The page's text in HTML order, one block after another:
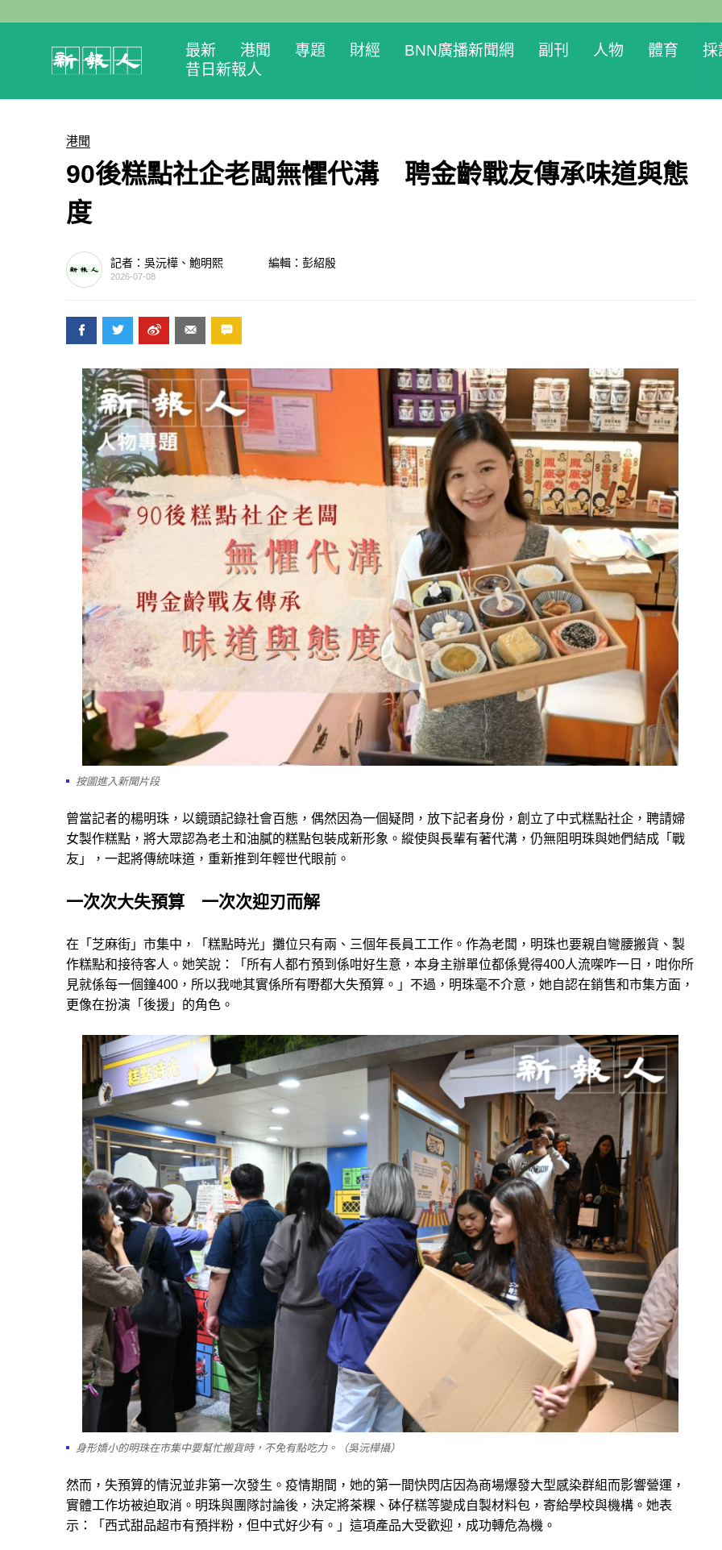
最新 港聞 專題 財經 BNN廣播新聞網 副刊 人物 體育 採
昔日新報人
港聞
90後糕點社企老闆無懼代溝 聘金齡戰友傳承味道與態
度
記者：吳沅樺、鮑明熙 編輯：彭紹殷
2026-07-08
按圖進入新聞片段
曾當記者的楊明珠，以鏡頭記錄社會百態，偶然因為一個疑問，放下記者身份，創立了中式糕點社企，聘請婦
女製作糕點，將大眾認為老土和油膩的糕點包裝成新形象。縱使與長輩有著代溝，仍無阻明珠與她們結成「戰
友」，一起將傳統味道，重新推到年輕世代眼前。
一次次大失預算 一次次迎刃而解
在「芝麻街」市集中，「糕點時光」攤位只有兩、三個年長員工工作。作為老闆，明珠也要親自彎腰搬貨、製
作糕點和接待客人。她笑說：「所有人都冇預到係咁好生意，本身主辦單位都係覺得400人流㗎咋一日，咁你所
見就係每一個鐘400，所以我哋其實係所有嘢都大失預算。」不過，明珠毫不介意，她自認在銷售和市集方面，
更像在扮演「後援」的角色。
身形嬌小的明珠在市集中要幫忙搬貨時，不免有點吃力。（吳沅樺攝）
然而，失預算的情況並非第一次發生。疫情期間，她的第一間快閃店因為商場爆發大型感染群組而影響營運，
實體工作坊被迫取消。明珠與團隊討論後，決定將茶粿、砵仔糕等變成自製材料包，寄給學校與機構。她表
示：「西式甜品超市有預拌粉，但中式好少有。」這項產品大受歡迎，成功轉危為機。